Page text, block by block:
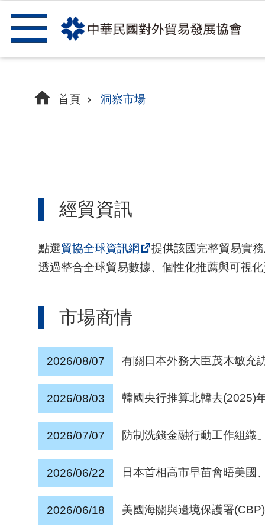
跳到主要內容區塊
首頁 洞察市場
經貿資訊
點選貿協全球資訊網
提供該國完整貿易實
透過整合全球貿易數據、個性化推薦與可視
市場商情
2026/08/07 有關日本外務大臣茂木敏充
2026/08/03 韓國央行推算北韓去(2025)
2026/07/07 防制洗錢金融行動工作組織
2026/06/22 日本首相高市早苗會晤美國、法國
2026/06/18 美國海關與邊境保護署